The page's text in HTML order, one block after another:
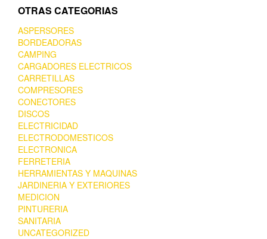
OTRAS CATEGORIAS
ASPERSORES
BORDEADORAS
CAMPING
CARGADORES ELECTRICOS
CARRETILLAS
COMPRESORES
CONECTORES
DISCOS
ELECTRICIDAD
ELECTRODOMESTICOS
ELECTRONICA
FERRETERIA
HERRAMIENTAS Y MAQUINAS
JARDINERIA Y EXTERIORES
MEDICION
PINTURERIA
SANITARIA
UNCATEGORIZED